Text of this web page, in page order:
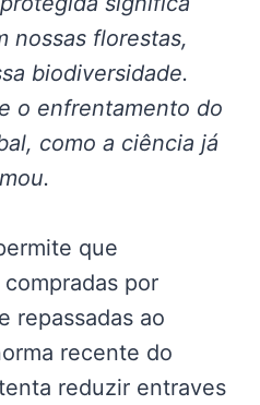
nossas florestas,
biodiversidade.
o enfrentamento do
como a ciência já
que
por
repassadas ao
recente do
reduzir entraves